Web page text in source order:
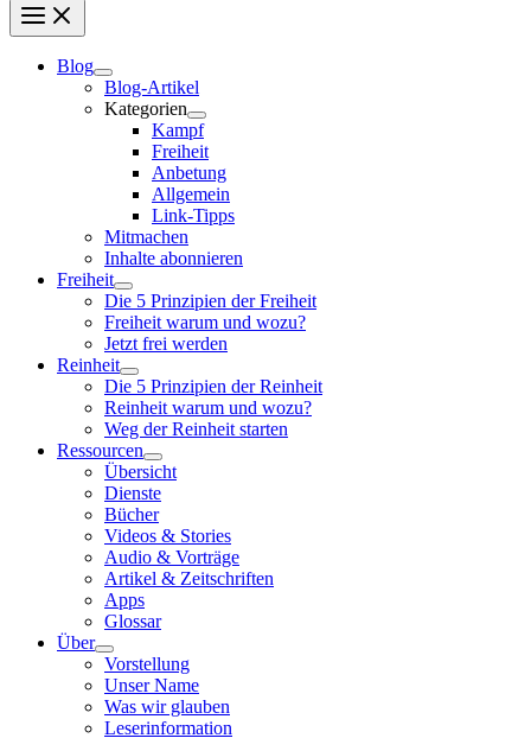
Blog
Blog-Artikel
Kategorien
Kampf
Freiheit
Anbetung
Allgemein
Link-Tipps
Mitmachen
Inhalte abonnieren
Freiheit
Die 5 Prinzipien der Freiheit
Freiheit warum und wozu?
Jetzt frei werden
Reinheit
Die 5 Prinzipien der Reinheit
Reinheit warum und wozu?
Weg der Reinheit starten
Ressourcen
Übersicht
Dienste
Bücher
Videos & Stories
Audio & Vorträge
Artikel & Zeitschriften
Apps
Glossar
Über
Vorstellung
Unser Name
Was wir glauben
Leser­infor­mation